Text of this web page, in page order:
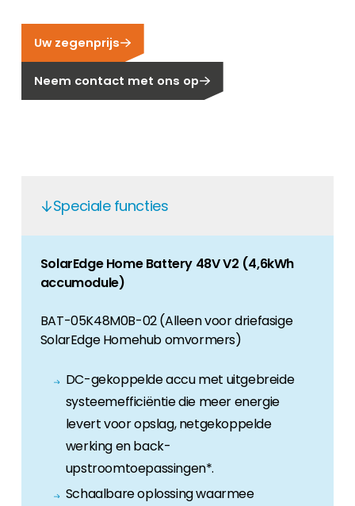
Carrière
Ben je op zoek naar een baan in de
hernieuwbare energiesector? Dan ben je hier
aan het juiste adres!
Uw zegenprijs
Neem contact met ons op
Speciale functies
SolarEdge Home Battery 48V V2 (4,6kWh
accumodule)
BAT-05K48M0B-02 (Alleen voor driefasige
SolarEdge Homehub omvormers)
DC-gekoppelde accu met uitgebreide
systeemefficiëntie die meer energie
levert voor opslag, netgekoppelde
werking en back-
upstroomtoepassingen*.
Schaalbare oplossing waarmee